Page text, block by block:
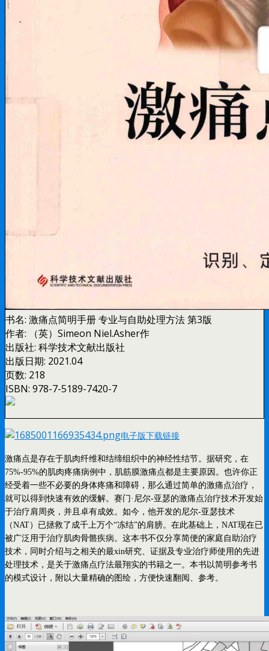
书名: 激痛点简明手册 专业与自助处理方法 第3版
作者:
（英）Simeon Niel.Asher作
出版社: 科学技术文献出版社
出版日期: 2021.04
页数: 218
ISBN: 978-7-5189-7420-7
电子版下载链接
激痛点是存在于肌肉纤维和结缔组织中的神经性结节。据研究，在
75%-95%的肌肉疼痛病例中，肌筋膜激痛点都是主要原因。也许你正
经受着一些不必要的身体疼痛和障碍，那么通过简单的激痛点治疗，
就可以得到快速有效的缓解。赛门·尼尔-亚瑟的激痛点治疗技术开发始
于治疗肩周炎，并且卓有成效。如今，他开发的尼尔-亚瑟技术
（NAT）已拯救了成千上万个“冻结”的肩膀。在此基础上，NAT现在已
被广泛用于治疗肌肉骨骼疾病。这本书不仅分享简便的家庭自助治疗
技术，同时介绍与之相关的最xin研究、证据及专业治疗师使用的先进
处理技术，是关于激痛点疗法最翔实的书籍之一。本书以简明参考书
的模式设计，附以大量精确的图绘，方便快速翻阅、参考。